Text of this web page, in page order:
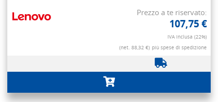
Prezzo a te riservato:
107,75 €
IVA inclusa (22%)
(net. 88,32 €) più spese di spedizione